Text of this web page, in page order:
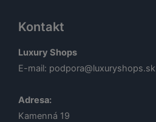
Kontakt
Luxury Shops
E-mail: podpora@luxuryshops.sk
Adresa:
Kamenná 19